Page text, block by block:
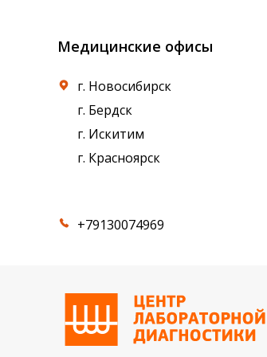
Медицинские офисы
г. Новосибирск
г. Бердск
г. Искитим
г. Красноярск
+79130074969